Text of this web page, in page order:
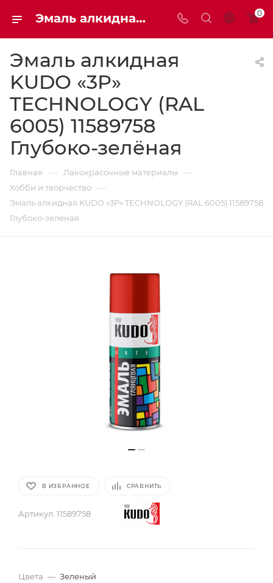
Эмаль алкидная KUDO «3P» TECHNOLOGY (RAL 6005) 11589758 Глубоко-зелёная | Мaxim-stroy 0
Эмаль алкидная
KUDO «3P»
TECHNOLOGY (RAL
6005) 11589758
Глубоко-зелёная
Главная — Лакокрасочные материалы —
Хобби и творчество —
Эмаль алкидная KUDO «3P» TECHNOLOGY (RAL 6005) 11589758
Глубоко-зелёная
В ИЗБРАННОЕ СРАВНИТЬ
Артикул: 11589758
Цвета — Зеленый